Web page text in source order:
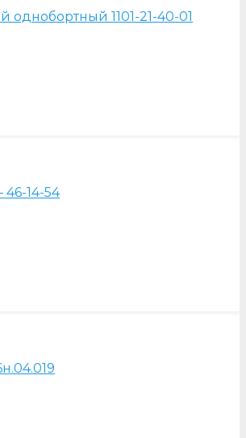
однобортный 1101-21-40-01
46-14-54